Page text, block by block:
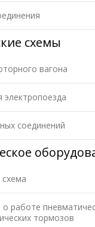
схемы
вагона
электропоезда
соединений
работе
тормозов